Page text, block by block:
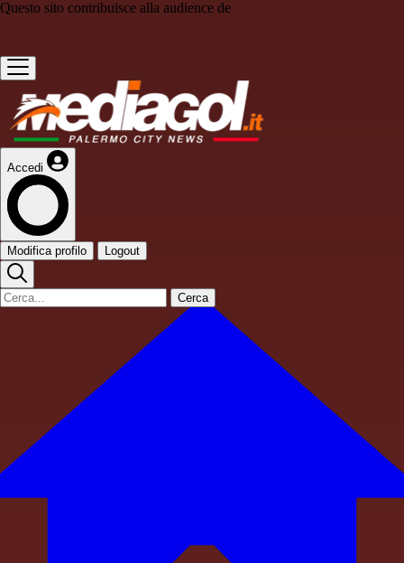
Questo sito contribuisce alla audience de
Accedi
Modifica profilo Logout
Cerca